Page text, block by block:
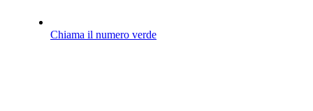
Chiama il numero verde